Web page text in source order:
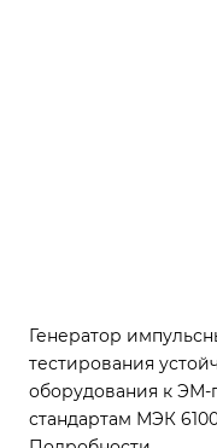
Генератор
тестирования
оборудования к ЭМ-
стандартам МЭК